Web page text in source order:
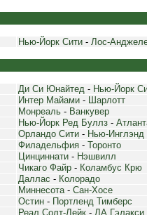
Нью-Йорк Сити - Лос-
Ди Си Юнайтед - Нью-Йорк
Интер Майами - Шарлотт
Монреаль - Ванкувер
Нью-Йорк Ред Буллз -
Орландо Сити - Нью-Инглэнд
Филадельфия - Торонто
Цинциннати - Нэшвилл
Чикаго Файр - Коламбус Крю
Даллас - Колорадо
Миннесота- Сан-Хосе
Остин - Портленд Тимберс
Реал Солт-Лейк - ЛА Гэлакси